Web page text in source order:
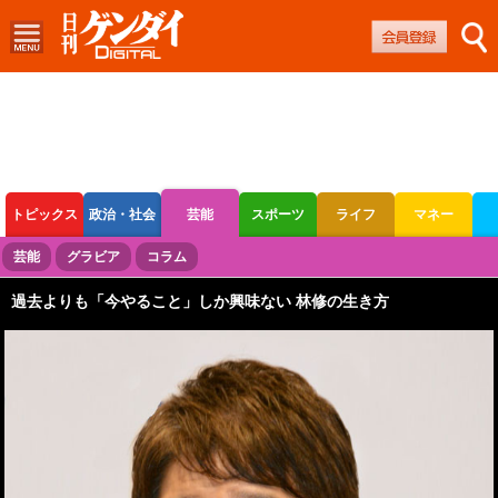
トピックス 政治・社会 芸能 スポーツ ライフ マネー
ボートレース 競輪 オートレース
芸能 グラビア コラム
過去よりも「今やること」しか興味ない 林修の生き方